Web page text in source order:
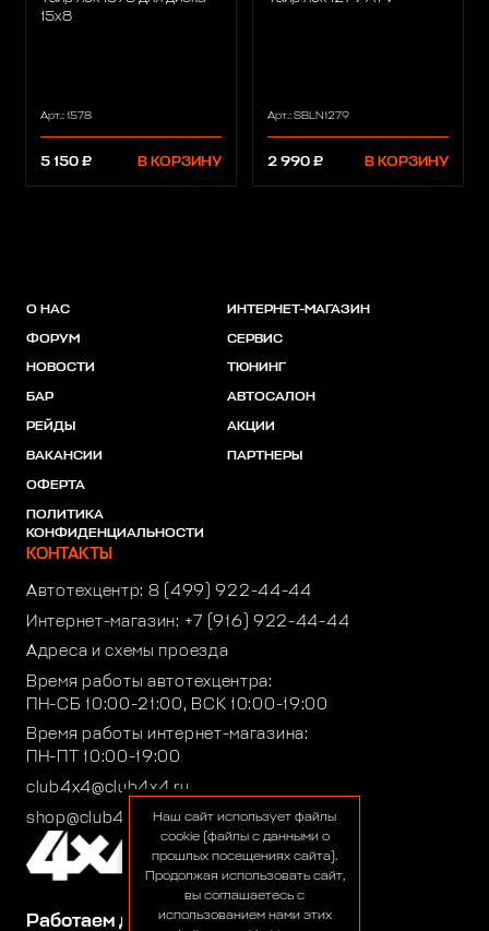
15х8
Арт.: 1578
5 150 ₽ В КОРЗИНУ
Арт.: SBLN1279
2 990 ₽ В КОРЗИНУ
Работаем для вас:
О НАС
ФОРУМ
НОВОСТИ
БАР
РЕЙДЫ
ВАКАНСИИ
ОФЕРТА
ПОЛИТИКА
КОНФИДЕНЦИАЛЬНОСТИ
ИНТЕРНЕТ-МАГАЗИН
СЕРВИС
ТЮНИНГ
АВТОСАЛОН
АКЦИИ
ПАРТНЕРЫ
КОНТАКТЫ
Автотехцентр: 8 (499) 922-44-44
Интернет-магазин: +7 (916) 922-44-44
Адреса и схемы проезда
Время работы автотехцентра:
ПН-СБ 10:00-21:00, ВСК 10:00-19:00
Время работы интернет-магазина:
ПН-ПТ 10:00-19:00
club4x4@club4x4.ru
shop@club4x4.ruНаш сайт использует файлы
cookie (файлы с данными о
прошлых посещениях сайта).
Продолжая использовать сайт,
вы соглашаетесь с
использованием нами этих